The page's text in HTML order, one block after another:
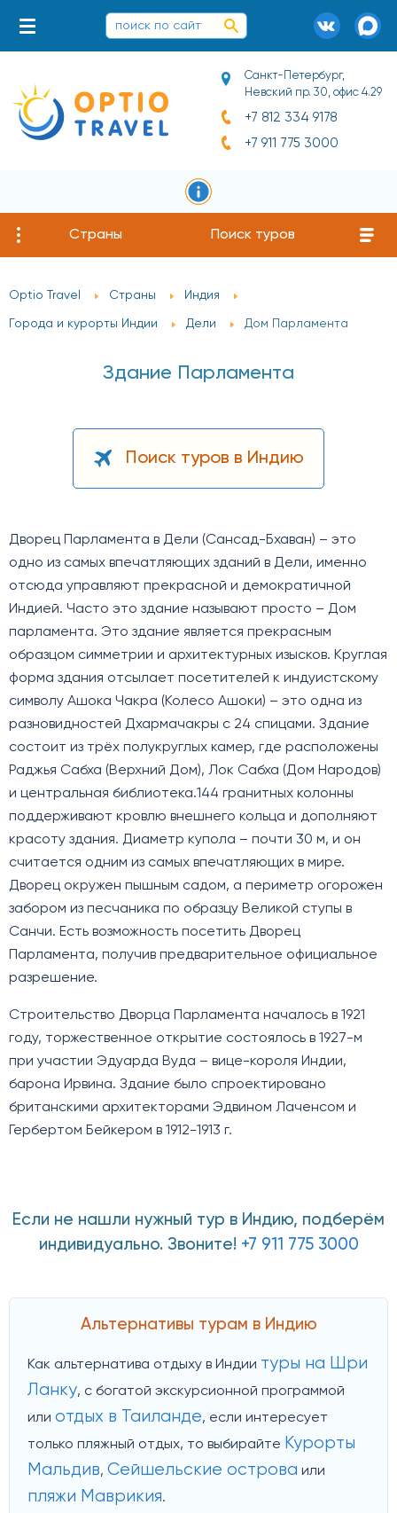
Санкт-Петербург,
Невский пр. 30, офис 4.29
+7 812 334 9178
+7 911 775 3000
Страны Поиск туров
Optio Travel Страны Индия
Города и курорты Индии Дели Дом Парламента
Здание Парламента
Поиск туров в Индию
Дворец Парламента в Дели (Сансад-Бхаван) – это
одно из самых впечатляющих зданий в Дели, именно
отсюда управляют прекрасной и демократичной
Индией. Часто это здание называют просто – Дом
парламента. Это здание является прекрасным
образцом симметрии и архитектурных изысков. Круглая
форма здания отсылает посетителей к индуистскому
символу Ашока Чакра (Колесо Ашоки) – это одна из
разновидностей Дхармачакры с 24 спицами. Здание
состоит из трёх полукруглых камер, где расположены
Раджья Сабха (Верхний Дом), Лок Сабха (Дом Народов)
и центральная библиотека.144 гранитных колонны
поддерживают кровлю внешнего кольца и дополняют
красоту здания. Диаметр купола – почти 30 м, и он
считается одним из самых впечатляющих в мире.
Дворец окружен пышным садом, а периметр огорожен
забором из песчаника по образцу Великой ступы в
Санчи. Есть возможность посетить Дворец
Парламента, получив предварительное официальное
разрешение.
Строительство Дворца Парламента началось в 1921
году, торжественное открытие состоялось в 1927-м
при участии Эдуарда Вуда – вице-короля Индии,
барона Ирвина. Здание было спроектировано
британскими архитекторами Эдвином Лаченсом и
Гербертом Бейкером в 1912-1913 г.
Если не нашли нужный тур в Индию, подберём
индивидуально. Звоните! +7 911 775 3000
Альтернативы турам в Индию
Как альтернатива отдыху в Индии туры на Шри
Ланку, с богатой экскурсионной программой
или отдых в Таиланде, если интересует
только пляжный отдых, то выбирайте Курорты
Мальдив, Сейшельские острова или
пляжи Маврикия.